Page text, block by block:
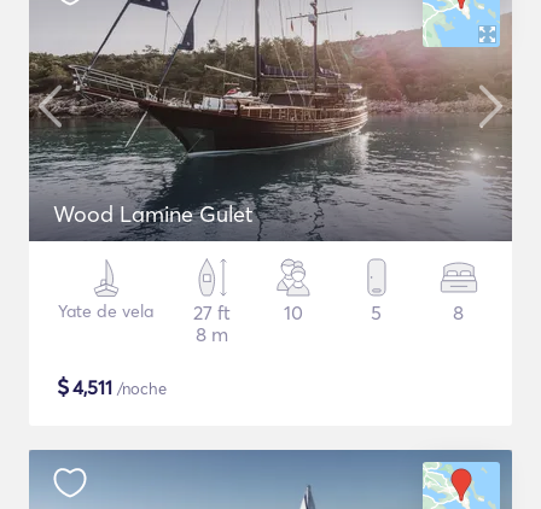
Wood Lamine Gulet
Yate de vela
27 ft
8 m
10 5 8
$4,511 /noche